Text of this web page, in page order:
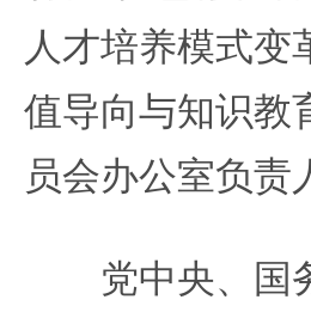
人才培养模式变
值导向与知识教
员会办公室负责
党中央、国务